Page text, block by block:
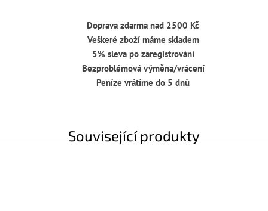
Doprava zdarma nad 2500 Kč
Veškeré zboží máme skladem
5% sleva po zaregistrování
Bezproblémová výměna/vrácení
Peníze vrátíme do 5 dnů
Související produkty